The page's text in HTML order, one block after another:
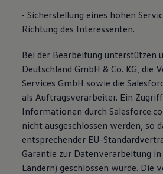
• Sicherstellung eines hohen
Richtung des Interessenten.
Bei der Bearbeitung unterstützen
Deutschland GmbH & Co. KG, die
Services GmbH sowie die
als Auftragsverarbeiter. Ein
Informationen durch
nicht ausgeschlossen werden, so
entsprechender EU-
Garantie zur Datenverarbeitung
Ländern) geschlossen wurde. Die